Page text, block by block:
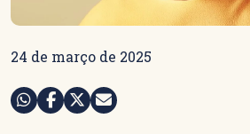
24 de março de 2025